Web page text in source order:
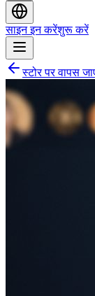
साइन इन करेंशुरू करें
स्टोर पर वापस